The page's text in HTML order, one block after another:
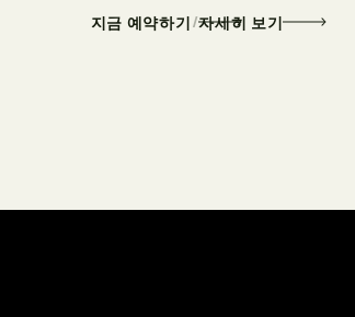
지금 예약하기/자세히 보기